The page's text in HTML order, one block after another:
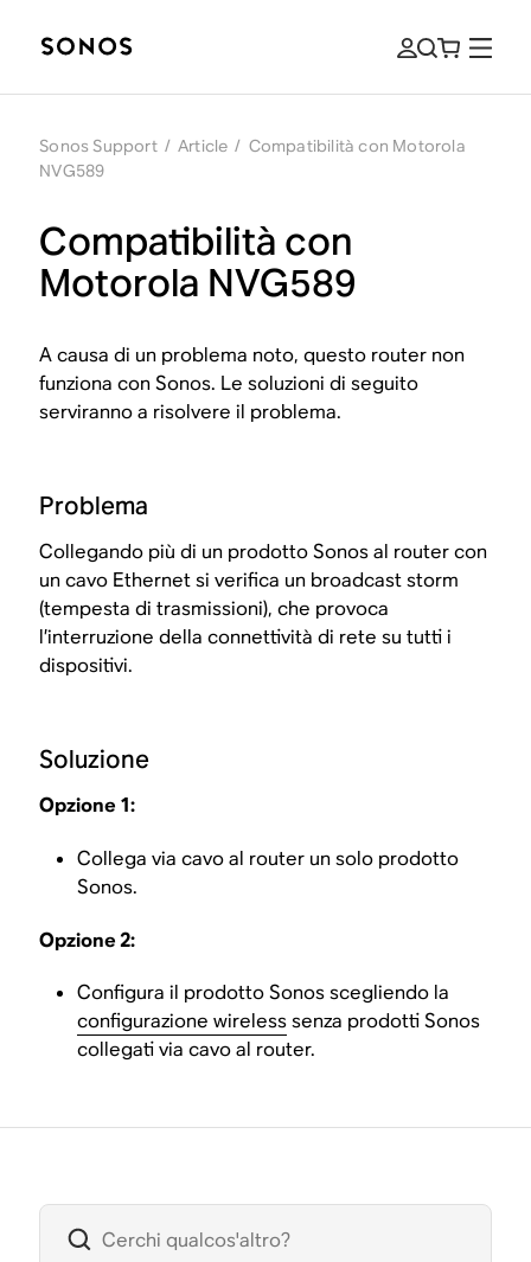
Sonos Support / Article / Compatibilità con Motorola
NVG589
Compatibilità con
Motorola NVG589
A causa di un problema noto, questo router non
funziona con Sonos. Le soluzioni di seguito
serviranno a risolvere il problema.
Problema
Collegando più di un prodotto Sonos al router con
un cavo Ethernet si verifica un broadcast storm
(tempesta di trasmissioni), che provoca
l’interruzione della connettività di rete su tutti i
dispositivi.
Soluzione
Opzione 1:
Collega via cavo al router un solo prodotto
Sonos.
Opzione 2:
Configura il prodotto Sonos scegliendo la
configurazione wirelesssenza prodotti Sonos
collegati via cavo al router.